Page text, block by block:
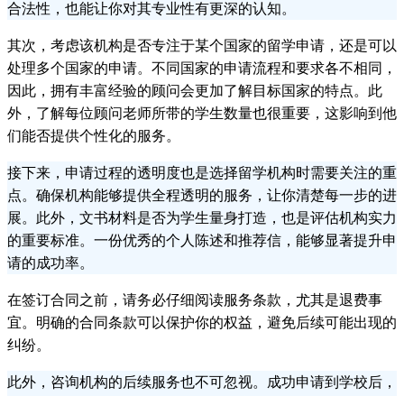
合法性，也能让你对其专业性有更深的认知。
其次，考虑该机构是否专注于某个国家的留学申请，还是可以
处理多个国家的申请。不同国家的申请流程和要求各不相同，
因此，拥有丰富经验的顾问会更加了解目标国家的特点。此
外，了解每位顾问老师所带的学生数量也很重要，这影响到他
们能否提供个性化的服务。
接下来，申请过程的透明度也是选择留学机构时需要关注的重
点。确保机构能够提供全程透明的服务，让你清楚每一步的进
展。此外，文书材料是否为学生量身打造，也是评估机构实力
的重要标准。一份优秀的个人陈述和推荐信，能够显著提升申
请的成功率。
在签订合同之前，请务必仔细阅读服务条款，尤其是退费事
宜。明确的合同条款可以保护你的权益，避免后续可能出现的
纠纷。
此外，咨询机构的后续服务也不可忽视。成功申请到学校后，